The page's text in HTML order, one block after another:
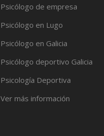
Psicólogo de empresa
Psicólogo en Lugo
Psicólogo en Galicia
Psicólogo deportivo Galicia
Psicología Deportiva
Ver más información